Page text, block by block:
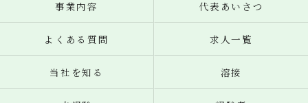
事業内容 代表あいさつ
よくある質問 求人一覧
当社を知る 溶接